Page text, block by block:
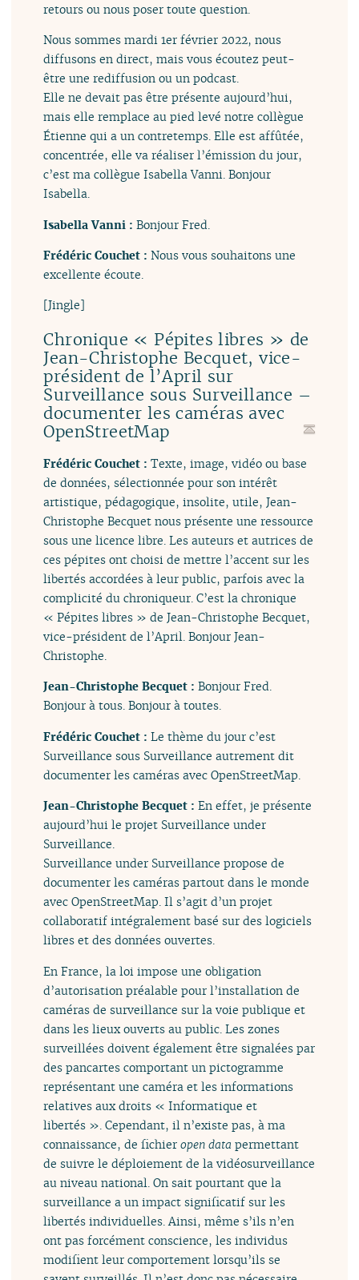
retours ou nous poser toute question.
Nous sommes mardi 1er février 2022, nous
diffusons en direct, mais vous écoutez peut-
être une rediffusion ou un podcast.
Elle ne devait pas être présente aujourd’hui,
mais elle remplace au pied levé notre collègue
Étienne qui a un contretemps. Elle est affûtée,
concentrée, elle va réaliser l’émission du jour,
c’est ma collègue Isabella Vanni. Bonjour
Isabella.
Isabella Vanni :Bonjour Fred.
Frédéric Couchet :Nous vous souhaitons une
excellente écoute.
[Jingle]
Chronique « Pépites libres » de
Jean-Christophe Becquet, vice-
président de l’April sur
Surveillance sous Surveillance –
documenter les caméras avec
OpenStreetMap
Frédéric Couchet :Texte, image, vidéo ou base
de données, sélectionnée pour son intérêt
artistique, pédagogique, insolite, utile, Jean-
Christophe Becquet nous présente une ressource
sous une licence libre. Les auteurs et autrices de
ces pépites ont choisi de mettre l’accent sur les
libertés accordées à leur public, parfois avec la
complicité du chroniqueur. C’est la chronique
« Pépites libres » de Jean-Christophe Becquet,
vice-président de l’April. Bonjour Jean-
Christophe.
Jean-Christophe Becquet :Bonjour Fred.
Bonjour à tous. Bonjour à toutes.
Frédéric Couchet :Le thème du jour c’est
Surveillance sous Surveillance autrement dit
documenter les caméras avec OpenStreetMap.
Jean-Christophe Becquet :En effet, je présente
aujourd’hui le projet Surveillance under
Surveillance.
Surveillance under Surveillance propose de
documenter les caméras partout dans le monde
avec OpenStreetMap. Il s’agit d’un projet
collaboratif intégralement basé sur des logiciels
libres et des données ouvertes.
En France, la loi impose une obligation
d’autorisation préalable pour l’installation de
caméras de surveillance sur la voie publique et
dans les lieux ouverts au public. Les zones
surveillées doivent également être signalées par
des pancartes comportant un pictogramme
représentant une caméra et les informations
relatives aux droits « Informatique et
libertés ». Cependant, il n’existe pas, à ma
connaissance, de fichieropen data permettant
de suivre le déploiement de la vidéosurveillance
au niveau national. On sait pourtant que la
surveillance a un impact significatif sur les
libertés individuelles. Ainsi, même s’ils n’en
ont pas forcément conscience, les individus
modifient leur comportement lorsqu’ils se